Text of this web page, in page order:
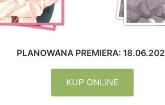
PLANOWANA PREMIERA:
KUP ONLINE